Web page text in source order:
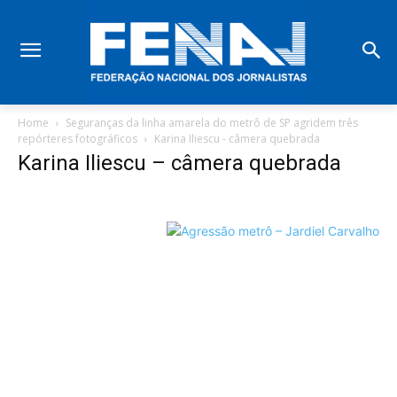
Home
Seguranças da linha amarela do metrô de SP agridem três
repórteres fotográficos
Karina Iliescu - câmera quebrada
Karina Iliescu – câmera quebrada